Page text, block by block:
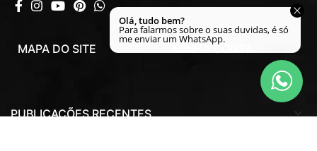
MAPA DO SITE MINHA CONTA
PUBLICAÇÕES RECENTES